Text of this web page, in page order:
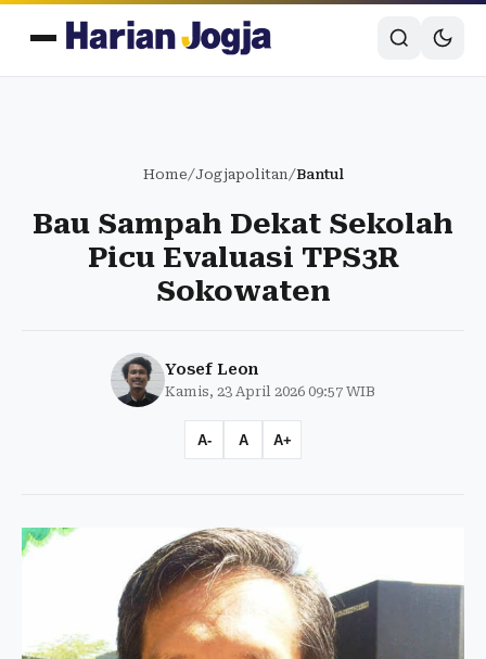
Home/Jogjapolitan/Bantul
Bau Sampah Dekat Sekolah
Picu Evaluasi TPS3R
Sokowaten
Yosef Leon
Kamis, 23 April 2026 09:57 WIB
A- A A+